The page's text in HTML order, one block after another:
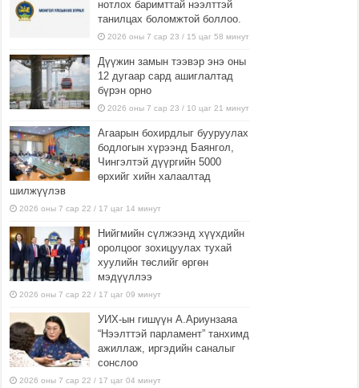
нотлох баримттай нээлттэй
танилцах боломжтой боллоо.
2026 оны 7 сар 23 / 15 цаг 58 минут
Дүүжин замын тээвэр энэ оны
12 дугаар сард ашиглалтад
бүрэн орно
2026 оны 7 сар 23 / 10 цаг 21 минут
Агаарын бохирдлыг бууруулах
бодлогын хүрээнд Баянгол,
Чингэлтэй дүүргийн 5000
өрхийг хийн халаалтад
шилжүүлэв
2026 оны 7 сар 22 / 17 цаг 14 минут
Нийгмийн сүлжээнд хүүхдийн
оролцоог зохицуулах тухай
хуулийн төслийг өргөн
мэдүүллээ
2026 оны 7 сар 22 / 17 цаг 09 минут
УИХ-ын гишүүн А.Ариунзаяа
“Нээлттэй парламент” танхимд
ажиллаж, иргэдийн саналыг
сонслоо
2026 оны 7 сар 22 / 17 цаг 04 минут